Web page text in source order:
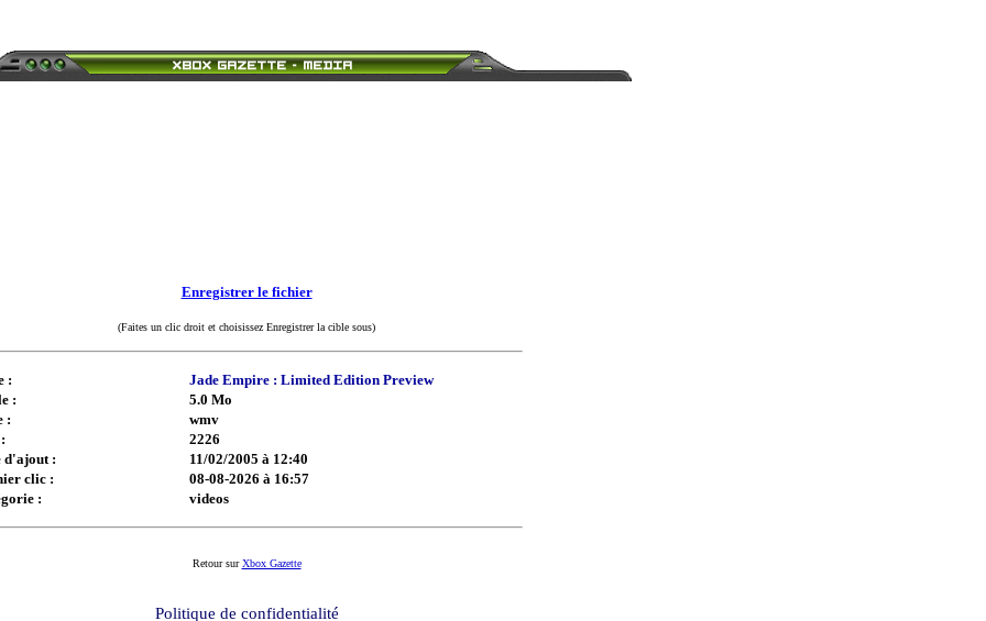
Enregistrer le fichier
(Faites un clic droit et choisissez Enregistrer la cible sous)
:
Jade Empire : Limited Edition Preview
:
5.0 Mo
:
wmv
2226
d'ajout :
11/02/2005 à 12:40
clic :
08-08-2026 à 16:57
:
videos
Retour surXbox Gazette
Politique de confidentialité